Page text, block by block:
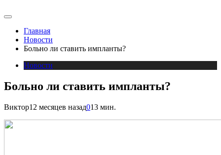
Главная
Новости
Больно ли ставить импланты?
Новости
Больно ли ставить импланты?
Виктор12 месяцев назад013 мин.